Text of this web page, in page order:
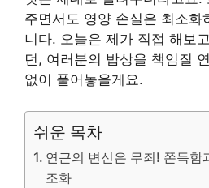
주면서도 영양 손실은 최소화
니다. 오늘은 제가 직접 해보
던, 여러분의 밥상을 책임질
없이 풀어놓을게요.
쉬운 목차
연근의 변신은 무죄! 쫀득함
조화